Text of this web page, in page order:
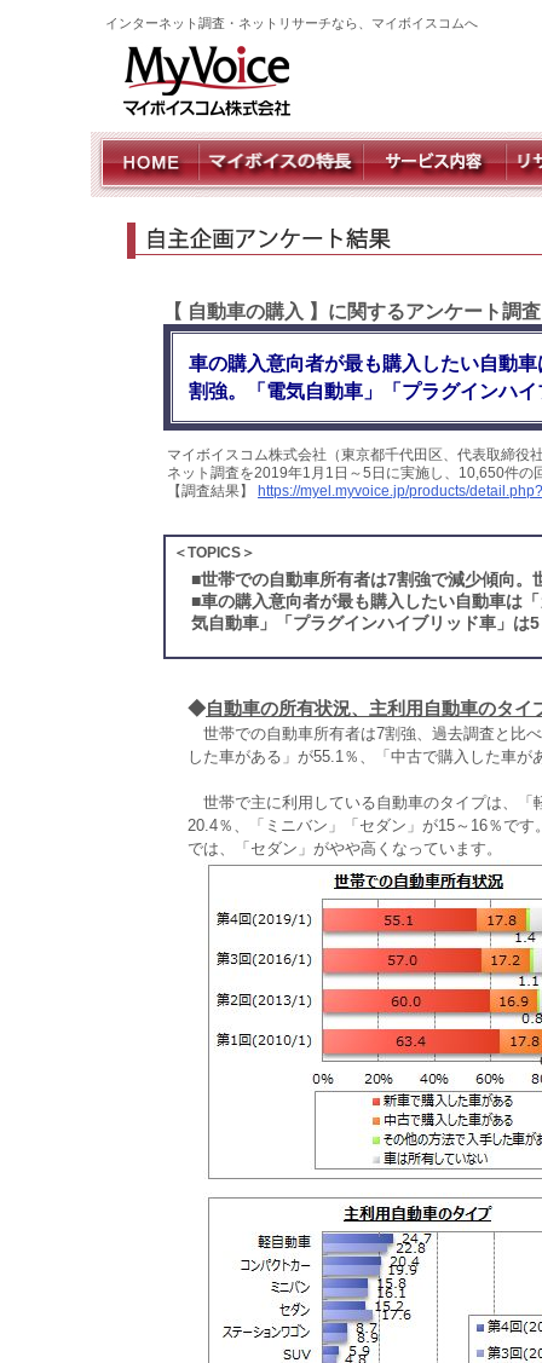
インターネット調査・ネットリサーチなら、マイボイスコムへ
【 自動車の購入 】に関するアンケート調
車の購入意向者が最も購入したい自動
割強。「電気自動車」「プラグインハ
マイボイスコム株式会社（東京都千代田区、代表取締役
ネット調査を2019年1月1日～5日に実施し、10,650件
【調査結果】
https://myel.myvoice.jp/products/
＜TOPICS＞
■世帯での自動車所有者は7割強で減少傾向
■車の購入意向者が最も購入したい自動車は
気自動車」「プラグインハイブリッド車」は
◆自動車の所有状況、主利用自動車のタイ
世帯での自動車所有者は7割強、過去調査と比
した車がある」が55.1％、「中古で購入した車が
世帯で主に利用している自動車のタイプは、「
20.4％、「ミニバン」「セダン」が15～16％で
では、「セダン」がやや高くなっています。